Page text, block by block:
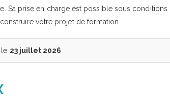
Sa prise en charge est possible sous conditions
votre projet de formation.
23 juillet 2026